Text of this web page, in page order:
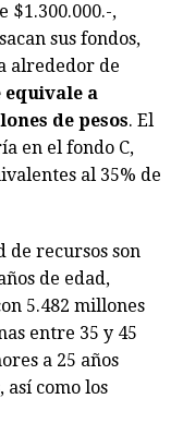
$1.300.000.-,
sus fondos,
alrededor de
equivale a
de pesos. El
en el fondo C,
al 35% de
de recursos son
de edad,
5.482 millones
entre 35 y 45
a 25 años
como los